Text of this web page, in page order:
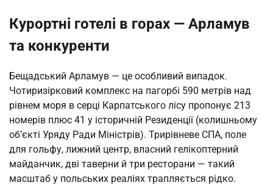
Курортні готелі в горах — Арламув
та конкуренти
Бещадський Арламув — це особливий випадок.
Чотиризірковий комплекс на пагорбі 590 метрів над
рівнем моря в серці Карпатського лісу пропонує 213
номерів плюс 41 у історичній Резиденції (колишньому
об’єкті Уряду Ради Міністрів). Трирівневе СПА, поле
для гольфу, лижний центр, власний гелікоптерний
майданчик, дві таверни й три ресторани — такий
масштаб у польських реаліях трапляється рідко.